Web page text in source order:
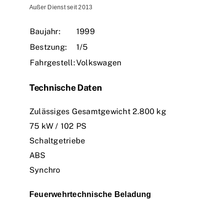
Einsätze
Außer Dienst seit 2013
Baujahr:
1999
Bestzung:
1/5
Fahrgestell:Volkswagen
Technische Daten
Zulässiges Gesamtgewicht 2.800 kg
75 kW / 102 PS
Schaltgetriebe
ABS
Synchro
Feuerwehrtechnische Beladung